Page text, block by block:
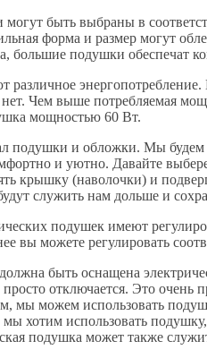
быть выбраны в
форма и размер могут
большие подушки обеспечат
различное
нет. Чем выше потребляемая
мощностью 60 Вт.
подушки и обложки. Мы
и уютно. Давайте
крышку (наволочки) и
служить нам дольше и
подушек имеют
вы можете регулировать
быть оснащена
отключается. Это
мы можем использовать
хотим использовать
подушка может также